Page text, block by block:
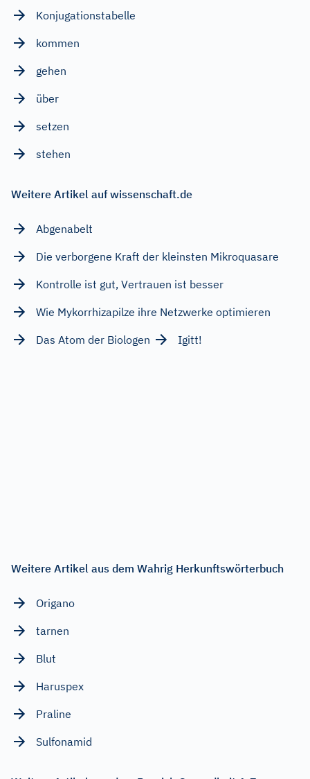
Konjugationstabelle
kommen
gehen
über
setzen
stehen
Weitere Artikel auf wissenschaft.de
Abgenabelt
Die verborgene Kraft der kleinsten Mikroquasare
Kontrolle ist gut, Vertrauen ist besser
Wie Mykorrhizapilze ihre Netzwerke optimieren
Das Atom der Biologen
Igitt!
Weitere Artikel aus dem Wahrig Herkunftswörterbuch
Origano
tarnen
Blut
Haruspex
Praline
Sulfonamid